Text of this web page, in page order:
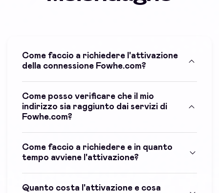
Come faccio a richiedere l'attivazione
della connessione Fowhe.com?
Come posso verificare che il mio
indirizzo sia raggiunto dai servizi di
Fowhe.com?
Come faccio a richiedere e in quanto
tempo avviene l'attivazione?
Quanto costa l'attivazione e cosa